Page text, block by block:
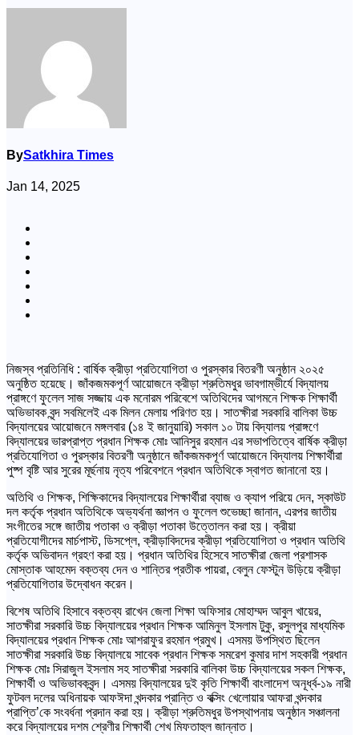
BySatkhira Times
Jan 14, 2025
নিজস্ব প্রতিনিধি : বার্ষিক ক্রীড়া প্রতিযোগিতা ও পুরস্কার বিতরণী অনুষ্ঠান ২০২৫
অনুষ্ঠিত হয়েছে। জাঁকজমকপূর্ণ আয়োজনে ক্রীড়া শ্রুতিমধুর ভাবগাম্ভীর্যে বিদ্যালয়
প্রাঙ্গণে ফুলেল সাজ সজ্জায় এক মনোরম পরিবেশে অতিথিদের আগমনে শিক্ষক শিক্ষার্থী
অভিভাবক বৃন্দ সবমিলেই এক মিলন মেলায় পরিণত হয়। সাতক্ষীরা সরকারি বালিকা উচ্চ
বিদ্যালয়ের আয়োজনে মঙ্গলবার (১৪ ই জানুয়ারি) সকাল ১০ টায় বিদ্যালয় প্রাঙ্গণে
বিদ্যালয়ের ভারপ্রাপ্ত প্রধান শিক্ষক মোঃ আনিসুর রহমান এর সভাপতিত্বে বার্ষিক ক্রীড়া
প্রতিযোগিতা ও পুরস্কার বিতরণী অনুষ্ঠানে জাঁকজমকপূর্ণ আয়োজনে বিদ্যালয় শিক্ষার্থীরা
পুষ্প বৃষ্টি আর সুরের মূর্ছনায় নৃত্য পরিবেশনে প্রধান অতিথিকে স্বাগত জানানো হয়।
অতিথি ও শিক্ষক, শিক্ষিকাদের বিদ্যালয়ের শিক্ষার্থীরা ব্যাজ ও ক্যাপ পরিয়ে দেন, স্কাউট
দল কর্তৃক প্রধান অতিথিকে অভ্যর্থনা জ্ঞাপন ও ফুলেল শুভেচ্ছা জানান, এরপর জাতীয়
সংগীতের সঙ্গে জাতীয় পতাকা ও ক্রীড়া পতাকা উত্তোলন করা হয়। ক্রীয়া
প্রতিযোগীদের মার্চপাস্ট, ডিসপ্লে, ক্রীড়াবিদদের ক্রীড়া প্রতিযোগিতা ও প্রধান অতিথি
কর্তৃক অভিবাদন গ্রহণ করা হয়। প্রধান অতিথির হিসেবে সাতক্ষীরা জেলা প্রশাসক
মোস্তাক আহমেদ বক্তব্য দেন ও শান্তির প্রতীক পায়রা, বেলুন ফেস্টুন উড়িয়ে ক্রীড়া
প্রতিযোগিতার উদ্বোধন করেন।
বিশেষ অতিথি হিসাবে বক্তব্য রাখেন জেলা শিক্ষা অফিসার মোহাম্মদ আবুল খায়ের,
সাতক্ষীরা সরকারি উচ্চ বিদ্যালয়ের প্রধান শিক্ষক আমিনুল ইসলাম টুকু, রসুলপুর মাধ্যমিক
বিদ্যালয়ের প্রধান শিক্ষক মোঃ আশরাফুর রহমান প্রমুখ। এসময় উপস্থিত ছিলেন
সাতক্ষীরা সরকারি উচ্চ বিদ্যালয়ে সাবেক প্রধান শিক্ষক সমরেশ কুমার দাশ সহকারী প্রধান
শিক্ষক মোঃ সিরাজুল ইসলাম সহ সাতক্ষীরা সরকারি বালিকা উচ্চ বিদ্যালয়ের সকল শিক্ষক,
শিক্ষার্থী ও অভিভাবকবৃন্দ। এসময় বিদ্যালয়ের দুই কৃতি শিক্ষার্থী বাংলাদেশ অনূর্ধ্ব-১৯ নারী
ফুটবল দলের অধিনায়ক আফঈদা খন্দকার প্রান্তি ও বক্সিং খেলোয়ার আফরা খন্দকার
প্রাপ্তি’কে সংবর্ধনা প্রদান করা হয়। ক্রীড়া শ্রুতিমধুর উপস্থাপনায় অনুষ্ঠান সঞ্চালনা
করে বিদ্যালয়ের দশম শ্রেণীর শিক্ষার্থী শেখ মিফতাহুল জান্নাত।